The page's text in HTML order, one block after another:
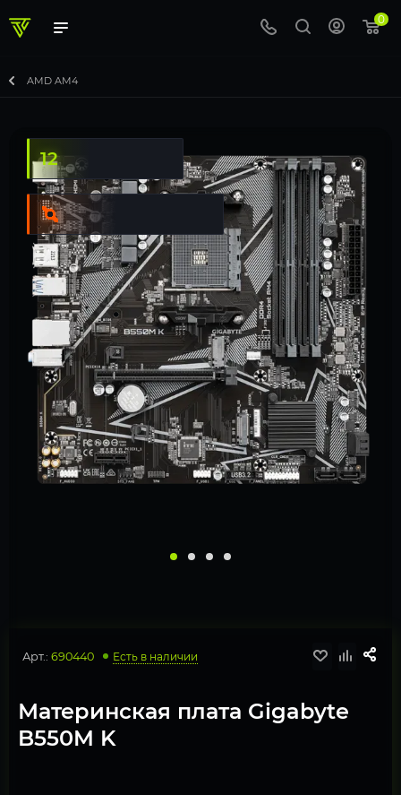
0
AMD AM4
Арт.: 690440 Есть в наличии
Материнская плата Gigabyte
B550M K